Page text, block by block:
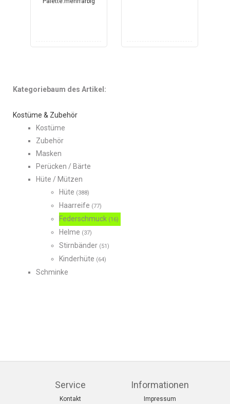
Kategoriebaum des Artikel:
Kostüme & Zubehör
Kostüme
Zubehör
Masken
Perücken / Bärte
Hüte / Mützen
Hüte (388)
Haarreife (77)
Federschmuck (16)
Helme (37)
Stirnbänder (51)
Kinderhüte (64)
Schminke
Service
Kontakt
Informationen
Impressum